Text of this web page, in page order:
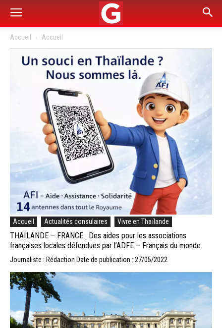
Accueil Accueil
Accueil Actualités consulaires Vivre en Thaïlande
THAÏLANDE – FRANCE : Des aides pour les associations
françaises locales défendues par l’ADFE – Français du monde
Journaliste : Rédaction Date de publication : 27/05/2022